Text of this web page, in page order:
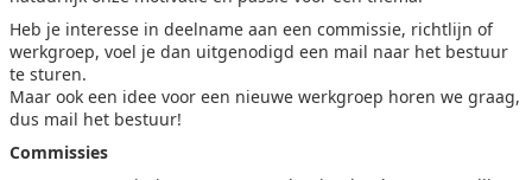
Heb je interesse in deelname aan een commissie, richtlijn of
werkgroep, voel je dan uitgenodigd een mail naar het bestuur
te sturen.
Maar ook een idee voor een nieuwe werkgroep horen we graag,
dus mail het bestuur!
Commissies